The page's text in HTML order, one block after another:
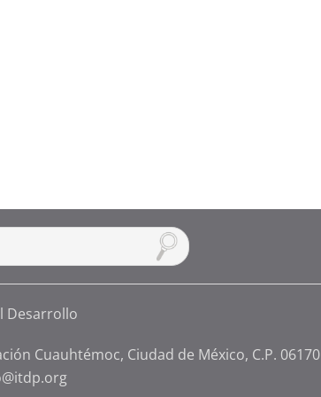
Cuauhtémoc, Ciudad de México, C.P. 06170